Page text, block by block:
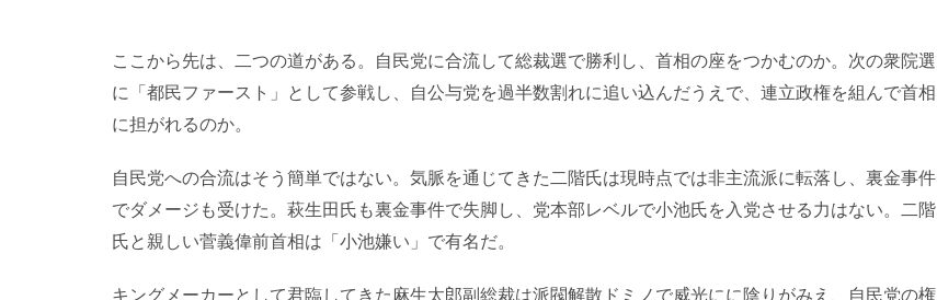
ここから先は、二つの道がある。自民党に合流して総裁選で勝利し、首相の座をつかむのか。次の衆院選
に「都民ファースト」として参戦し、自公与党を過半数割れに追い込んだうえで、連立政権を組んで首相
に担がれるのか。
自民党への合流はそう簡単ではない。気脈を通じてきた二階氏は現時点では非主流派に転落し、裏金事件
でダメージも受けた。萩生田氏も裏金事件で失脚し、党本部レベルで小池氏を入党させる力はない。二階
氏と親しい菅義偉前首相は「小池嫌い」で有名だ。
キングメーカーとして君臨してきた麻生太郎副総裁は派閥解散ドミノで威光にに陰りがみえ、自民党の権